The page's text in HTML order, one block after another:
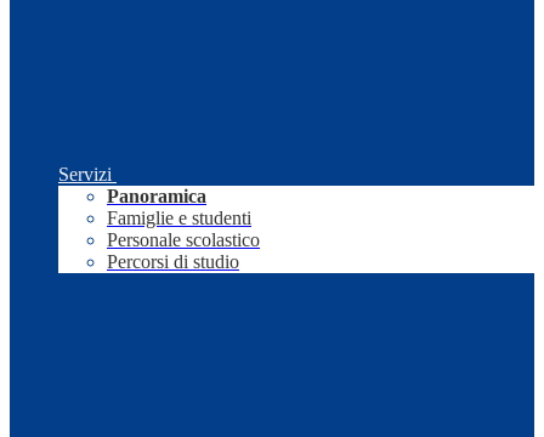
Servizi
Panoramica
Famiglie e studenti
Personale scolastico
Percorsi di studio